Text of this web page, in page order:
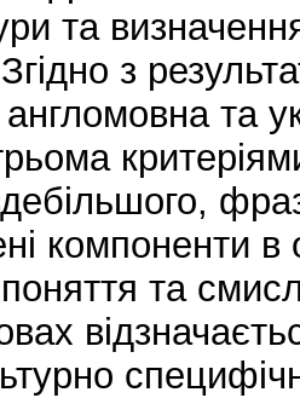
та
Згідно з
та
компоненти
поняття та